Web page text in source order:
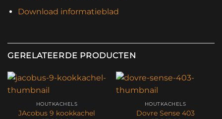
Download informatieblad
GERELATEERDE PRODUCTEN
HOUTKACHELS
JAcobus 9 kookkachel
HOUTKACHELS
Dovre Sense 403